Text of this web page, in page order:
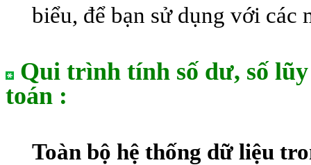
biểu, để bạn sử dụng với các
Qui trình tính số dư, số lũy
toán :
Toàn bộ hệ thống dữ liệu